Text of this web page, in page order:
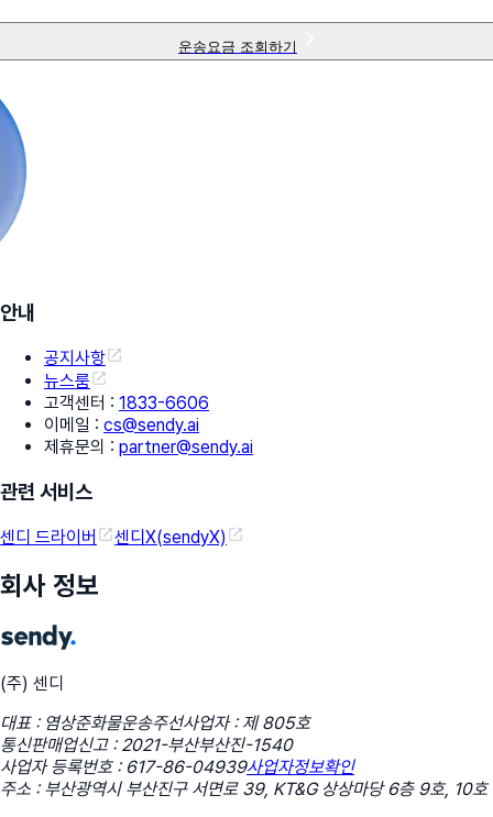
운송요금 조회하기
안내
공지사항
뉴스룸
고객센터 : 1833-6606
이메일 : cs@sendy.ai
제휴문의 : partner@sendy.ai
관련 서비스
센디 드라이버 센디X(sendyX)
회사 정보
(주) 센디
대표 : 염상준화물운송주선사업자 : 제 805호
통신판매업신고 : 2021-부산부산진-1540
사업자 등록번호 : 617-86-04939사업자정보확인
주소 : 부산광역시 부산진구 서면로 39, KT&G 상상마당 6층 9호, 10호